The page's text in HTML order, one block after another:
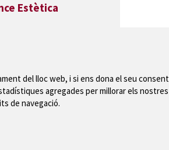
Estètica
Montgrí
del lloc web, i si ens dona el seu
agregades per millorar els
de navegació.